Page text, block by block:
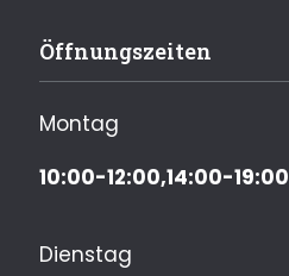
Öffnungszeiten
Montag
10:00-12:00,14:00-19:00
Dienstag